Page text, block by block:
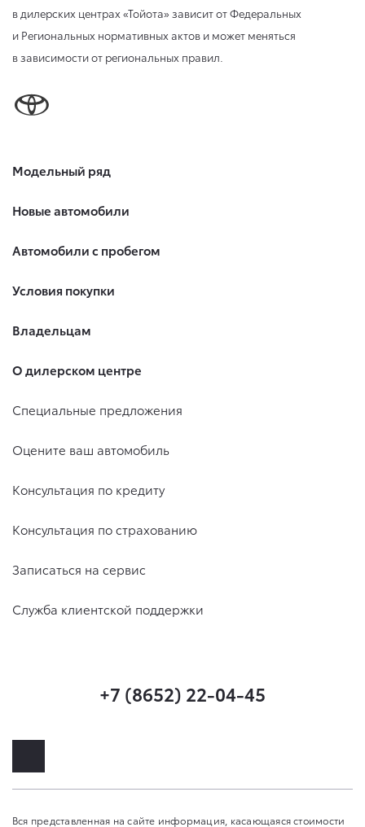
в дилерских центрах «Тойота» зависит от Федеральных
и Региональных нормативных актов и может меняться
в зависимости от региональных правил.
Модельный ряд
Новые автомобили
Автомобили с пробегом
Условия покупки
Владельцам
О дилерском центре
Специальные предложения
Оцените ваш автомобиль
Консультация по кредиту
Консультация по страхованию
Записаться на сервис
Служба клиентской поддержки
+7 (8652) 22-04-45
Вся представленная на сайте информация, касающаяся стоимости